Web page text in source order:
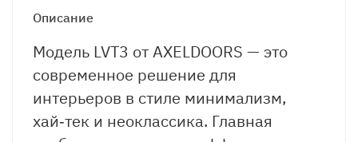
Описание
Модель LVT3 отAXELDOORS — это
современное решение для
интерьеров в стиле минимализм,
хай‑тек и неоклассика. Главная